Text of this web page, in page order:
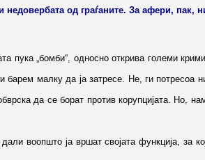
од граѓаните. За афери, пак,
пука „бомби“, односно открива големи
малку да ја затресе. Не, ги потресоа
да се борат против корупцијата. Но,
воопшто ја вршат својата функција, за